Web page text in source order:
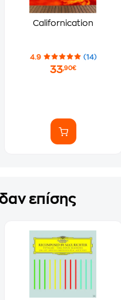
Californication
4.9 (14)
33,90€
επίσης